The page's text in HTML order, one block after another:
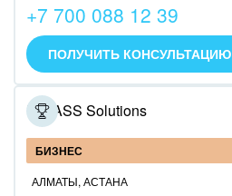
+7 700 088 12 39
ПОЛУЧИТЬ КОНСУЛЬТАЦИЮ
IT DASS Solutions
БИЗНЕС
АЛМАТЫ, АСТАНА